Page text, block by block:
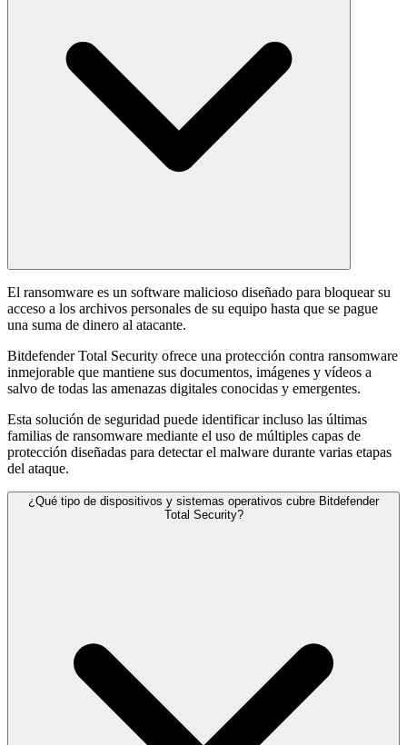
El ransomware es un software malicioso diseñado para bloquear su
acceso a los archivos personales de su equipo hasta que se pague
una suma de dinero al atacante.
Bitdefender Total Security ofrece una protección contra ransomware
inmejorable que mantiene sus documentos, imágenes y vídeos a
salvo de todas las amenazas digitales conocidas y emergentes.
Esta solución de seguridad puede identificar incluso las últimas
familias de ransomware mediante el uso de múltiples capas de
protección diseñadas para detectar el malware durante varias etapas
del ataque.
¿Qué tipo de dispositivos y sistemas operativos cubre Bitdefender
Total Security?